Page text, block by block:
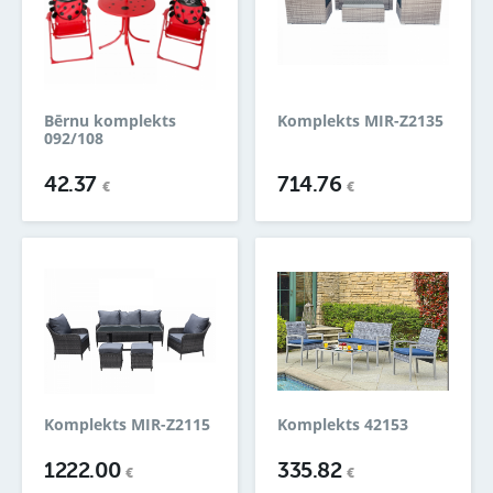
Bērnu komplekts
092/108
42.37 €
Komplekts MIR-Z2135
714.76€
Komplekts MIR-Z2115
1222.00 €
Komplekts 42153
335.82€